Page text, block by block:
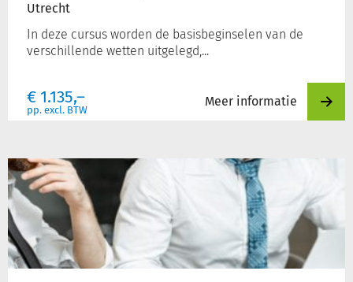
Utrecht
In deze cursus worden de basisbeginselen van de
verschillende wetten uitgelegd,...
€ 1.135,–
pp. excl. BTW
Meer informatie
Specialist
Brandveiligheid
onder
het
Bbl